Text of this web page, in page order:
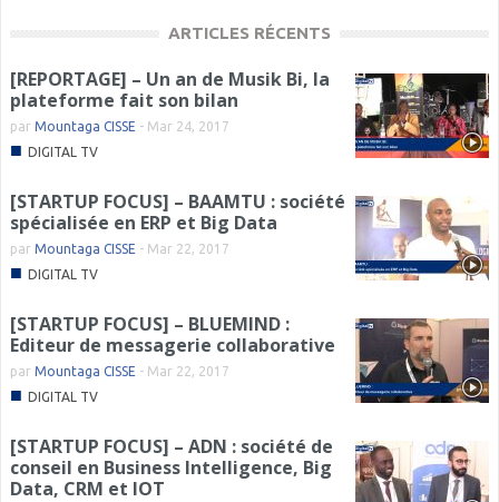
ARTICLES RÉCENTS
[REPORTAGE] – Un an de Musik Bi, la
plateforme fait son bilan
par Mountaga CISSE - Mar 24, 2017
■ DIGITAL TV
[STARTUP FOCUS] – BAAMTU : société
spécialisée en ERP et Big Data
par Mountaga CISSE - Mar 22, 2017
■ DIGITAL TV
[STARTUP FOCUS] – BLUEMIND :
Editeur de messagerie collaborative
par Mountaga CISSE - Mar 22, 2017
■ DIGITAL TV
[STARTUP FOCUS] – ADN : société de
conseil en Business Intelligence, Big
Data, CRM et IOT